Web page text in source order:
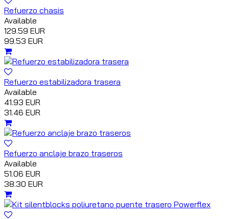
Refuerzo chasis
Available
129.59 EUR
99.53 EUR
Refuerzo estabilizadora trasera
Available
41.93 EUR
31.46 EUR
Refuerzo anclaje brazo traseros
Available
51.06 EUR
38.30 EUR